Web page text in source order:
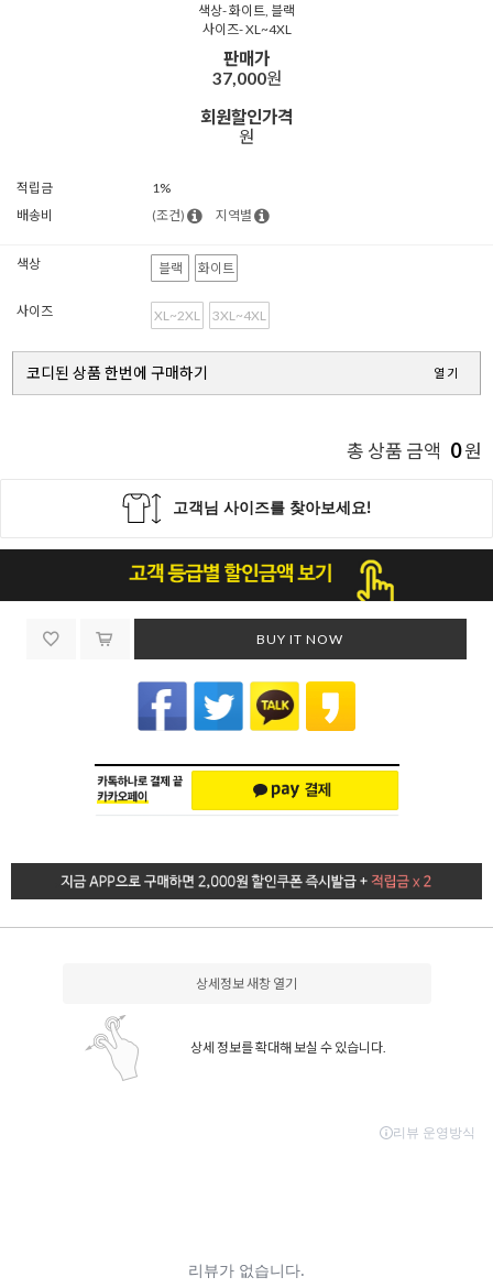
색상- 화이트, 블랙
사이즈- XL~4XL
판매가
37,000원
회원할인가격
원
적립금
1%
배송비
(조건) 지역별
색상 블랙 화이트
사이즈 XL~2XL 3XL~4XL
코디된 상품 한번에 구매하기 열기
총 상품 금액 0원
BUY IT NOW
상세정보 새창 열기
상세 정보를 확대해 보실 수 있습니다.